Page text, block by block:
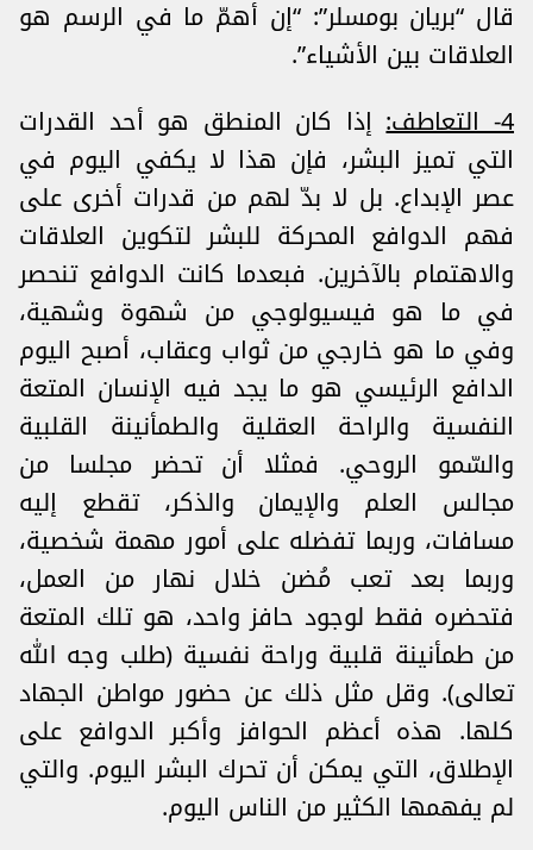
قال “بريان بومسلر”: “إن أهمّ ما في الرسم هو
العلاقات بين الأشياء”.
4- التعاطف:
إذا كان المنطق هو أحد القدرات
التي تميز البشر، فإن هذا لا يكفي اليوم في
عصر الإبداع. بل لا بدّ لهم من قدرات أخرى على
فهم الدوافع المحركة للبشر لتكوين العلاقات
والاهتمام بالآخرين. فبعدما كانت الدوافع تنحصر
في ما هو فيسيولوجي من شهوة وشهية،
وفي ما هو خارجي من ثواب وعقاب، أصبح اليوم
الدافع الرئيسي هو ما يجد فيه الإنسان المتعة
النفسية والراحة العقلية والطمأنينة القلبية
والسّمو الروحي. فمثلا أن تحضر مجلسا من
مجالس العلم والإيمان والذكر، تقطع إليه
مسافات، وربما تفضله على أمور مهمة شخصية،
وربما بعد تعب مُضن خلال نهار من العمل،
فتحضره فقط لوجود حافز واحد، هو تلك المتعة
من طمأنينة قلبية وراحة نفسية (طلب وجه الله
تعالى). وقل مثل ذلك عن حضور مواطن الجهاد
كلها. هذه أعظم الحوافز وأكبر الدوافع على
الإطلاق، التي يمكن أن تحرك البشر اليوم. والتي
لم يفهمها الكثير من الناس اليوم.